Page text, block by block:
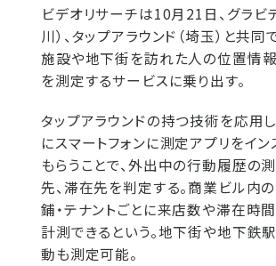
ビデオリサーチは10月21日、グラビ
川）、タップアラウンド（埼玉）と共同
施設や地下街を訪れた人の位置情
を測定するサービスに乗り出す。
タップアラウンドの持つ技術を応用し
にスマートフォンに測定アプリをイン
もらうことで、外出中の行動履歴の
先、滞在先を判定する。商業ビル内
鋪・テナントごとに来店数や滞在時
計測できるという。地下街や地下鉄
動も測定可能。